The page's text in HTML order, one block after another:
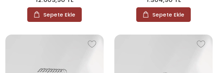
Sepete Ekle Sepete Ekle